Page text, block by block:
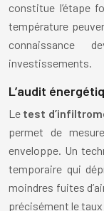
constitue l’étape
température
connaissance
investissements.
L’audit
Le test
permet de
enveloppe. Un
temporaire qui
moindres fuites
précisément le taux